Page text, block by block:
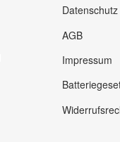
Datenschutz
AGB
Impressum